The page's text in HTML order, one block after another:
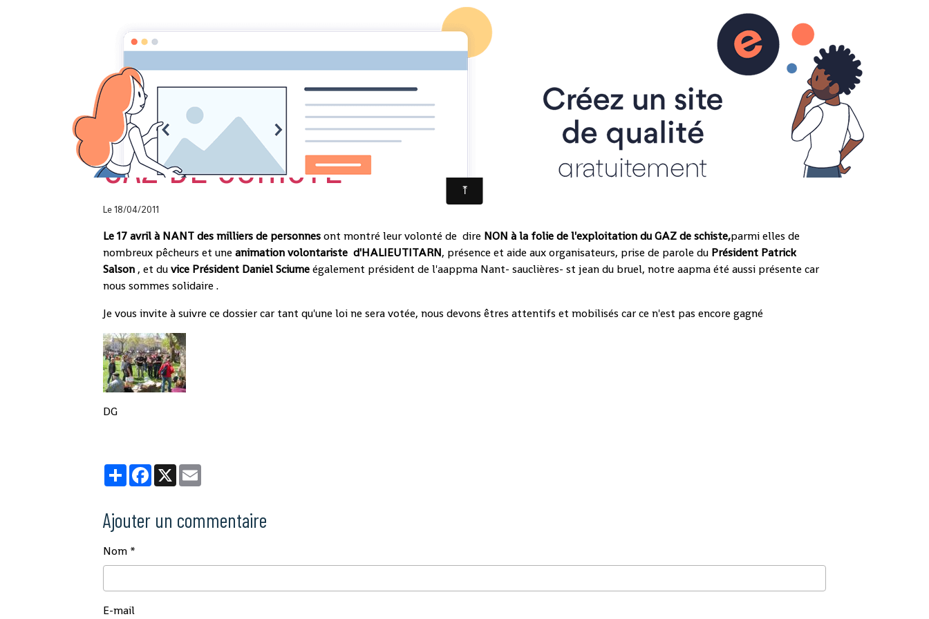
Accueil les Actualités GAZ de schiste
GAZ DE SCHISTE
Le 18/04/2011
Le 17 avril à NANT des milliers de personnesont montré leur volonté de dire NON à la folie de l'exploitation du GAZ de schiste,parmi elles de
nombreux pêcheurs et uneanimation volontariste d'HALIEUTITARN, présence et aide aux organisateurs, prise de parole du Président Patrick
Salson , et duvice Président Daniel Sciumeégalement président de l'aappma Nant- sauclières- st jean du bruel, notre aapma été aussi présente car
nous sommes solidaire .
Je vous invite à suivre ce dossier car tant qu'une loi ne sera votée, nous devons êtres attentifs et mobilisés car ce n'est pas encore gagné
DG
PartagerFacebook
X
Ajouter un commentaire
Nom
E-mail